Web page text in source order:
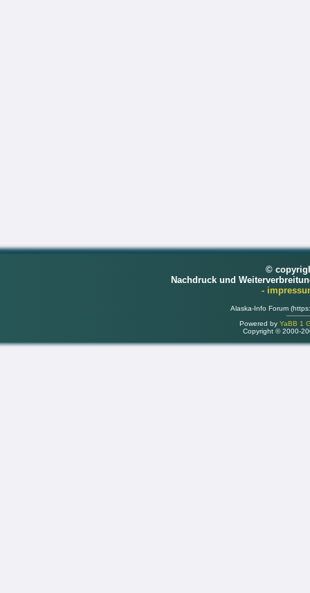
©
Nachdruck und
-
Alaska-Info Forum
Powered by YaBB 1
Copyright © 2000-